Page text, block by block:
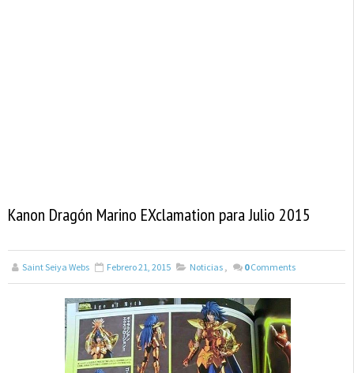
Kanon Dragón Marino EXclamation para Julio 2015
Saint Seiya Webs Febrero 21, 2015 Noticias , 0 Comments